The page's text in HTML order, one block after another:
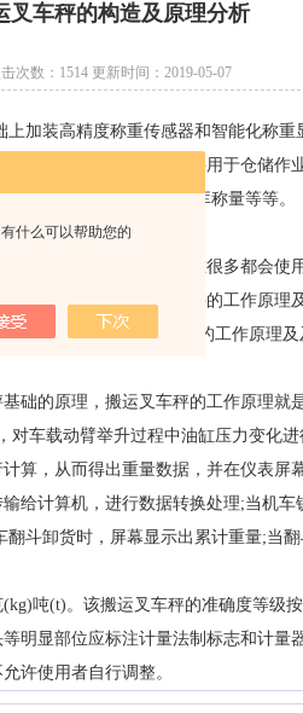
什么可以帮助您的
叉车秤的构造及原理分析
次数：1514 更新时间：2019-05-07
上加装高精度称重传感器和智能化称
固、外形美观大方。主要用于仓储作
库、半成品库货物出入库称量等等。
叉车秤，称重搬运车秤
称量的时候，我们现在很多都会使
重称量的话，搬运叉车秤的工作原理
就来为大家介绍下叉车秤的工作原理
的原理，搬运叉车秤的工作原理就
对车载动臂举升过程中油缸压力变化
算，从而得出重量数据，并在仪表屏
给计算机，进行数据转换处理;当机车
斗卸货时，屏幕显示出累计重量;当
吨(t)。该搬运叉车秤的准确度等级
明显部位应标注计量法制标志和计量
许使用者自行调整。